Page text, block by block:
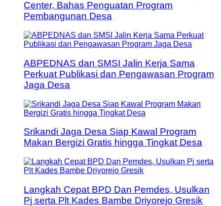
Center, Bahas Penguatan Program
Pembangunan Desa
ABPEDNAS dan SMSI Jalin Kerja Sama
Perkuat Publikasi dan Pengawasan Program
Jaga Desa
Srikandi Jaga Desa Siap Kawal Program
Makan Bergizi Gratis hingga Tingkat Desa
Langkah Cepat BPD Dan Pemdes, Usulkan
Pj serta Plt Kades Bambe Driyorejo Gresik